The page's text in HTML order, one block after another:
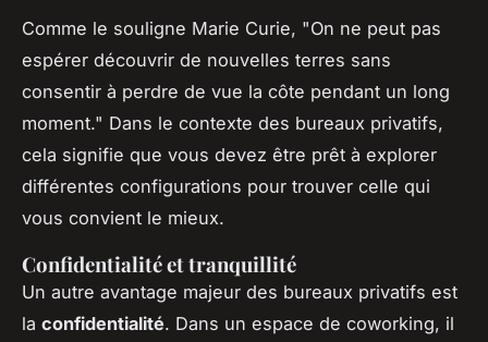
Comme le souligne Marie Curie, "On ne peut pas
espérer découvrir de nouvelles terres sans
consentir à perdre de vue la côte pendant un long
moment." Dans le contexte des bureaux privatifs,
cela signifie que vous devez être prêt à explorer
différentes configurations pour trouver celle qui
vous convient le mieux.
Confidentialité et tranquillité
Un autre avantage majeur des bureaux privatifs est
la confidentialité. Dans un espace de coworking, il